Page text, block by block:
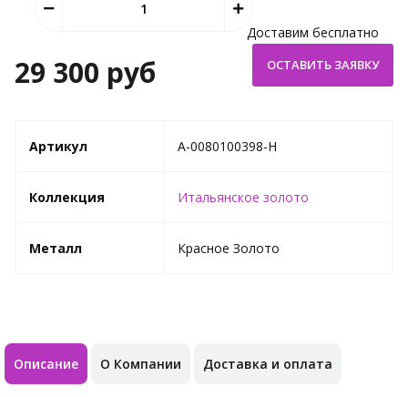
29 300 руб
Доставим бесплатно
Артикул A-0080100398-H
Коллекция Итальянское золото
Металл Красное Золото
Описание О Компании Доставка и оплата